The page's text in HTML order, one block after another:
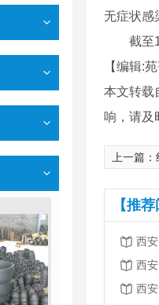
无症状感
截至10
【编辑:
本文转载
响，请及
上一篇：
【推
西
西
西